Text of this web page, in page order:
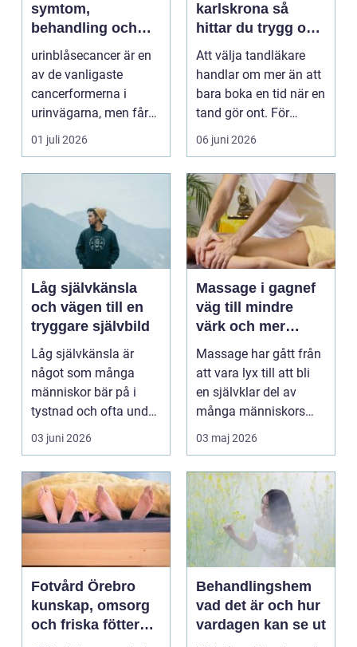
symtom,
behandling och
vägen vidare
urinblåsecancer är en
av de vanligaste
cancerformerna i
urinvägarna, men får
ofta mindre
uppmärksamh...
01 juli 2026
karlskrona så
hittar du trygg och
långsiktig
tandvård
Att välja tandläkare
handlar om mer än att
bara boka en tid när en
tand gör ont. För
många är tandvå...
06 juni 2026
Låg självkänsla
och vägen till en
tryggare självbild
Låg självkänsla är
något som många
människor bär på i
tystnad och ofta under
lång tid. Många
uppleve...
03 juni 2026
Massage i gagnef
väg till mindre
värk och mer
vardagsenergi
Massage har gått från
att vara lyx till att bli
en självklar del av
många människors
hälsa och varda...
03 maj 2026
Fotvård Örebro
kunskap, omsorg
och friska fötter
Behandlingshem
vad det är och hur
vardagen kan se ut